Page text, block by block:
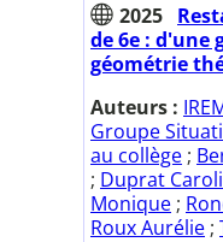
2025
de 6e : d'une
géométrie
Auteurs :
Groupe
au collège ;
; Duprat
Monique ;
Roux Aurélie ;